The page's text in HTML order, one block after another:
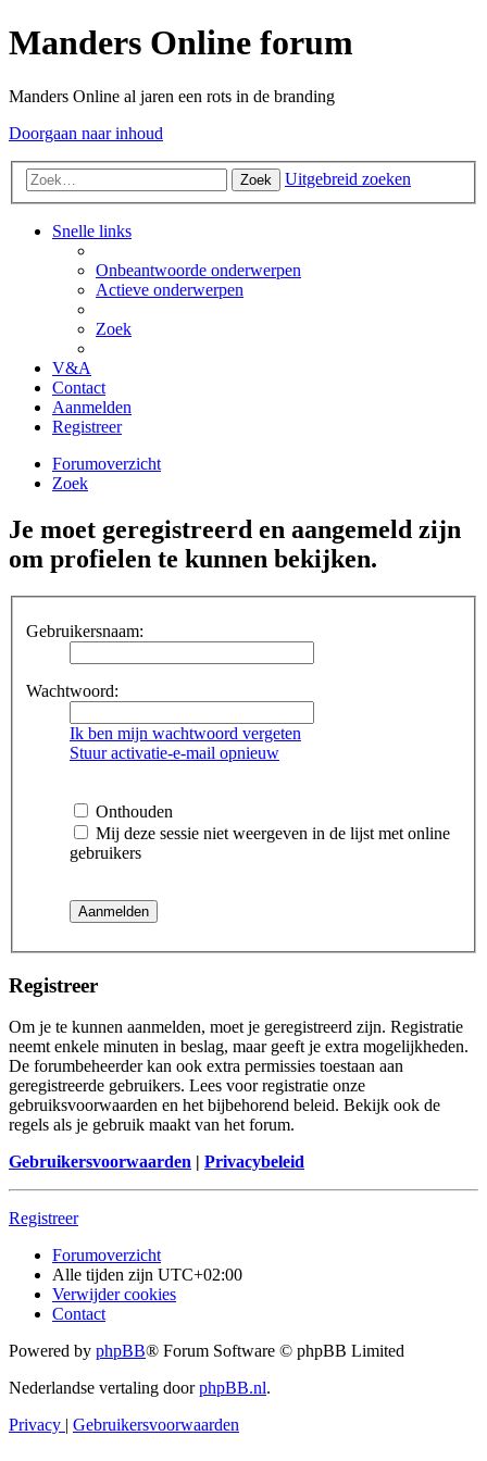
Manders Online forum
Manders Online al jaren een rots in de branding
Doorgaan naar inhoud
Zoek Uitgebreid zoeken
Snelle links
Onbeantwoorde onderwerpen
Actieve onderwerpen
Zoek
V&A
Contact
Aanmelden
Registreer
Forumoverzicht
Zoek
Je moet geregistreerd en aangemeld zijn
om profielen te kunnen bekijken.
Gebruikersnaam:
Wachtwoord:
Ik ben mijn wachtwoord vergeten
Stuur activatie-e-mail opnieuw
Onthouden
Mij deze sessie niet weergeven in de lijst met online
gebruikers
Registreer
Om je te kunnen aanmelden, moet je geregistreerd zijn. Registratie
neemt enkele minuten in beslag, maar geeft je extra mogelijkheden.
De forumbeheerder kan ook extra permissies toestaan aan
geregistreerde gebruikers. Lees voor registratie onze
gebruiksvoorwaarden en het bijbehorend beleid. Bekijk ook de
regels als je gebruik maakt van het forum.
Gebruikersvoorwaarden | Privacybeleid
Registreer
Forumoverzicht
Alle tijden zijn UTC+02:00
Verwijder cookies
Contact
Powered by phpBB® Forum Software © phpBB Limited
Nederlandse vertaling doorphpBB.nl.
Privacy | Gebruikersvoorwaarden